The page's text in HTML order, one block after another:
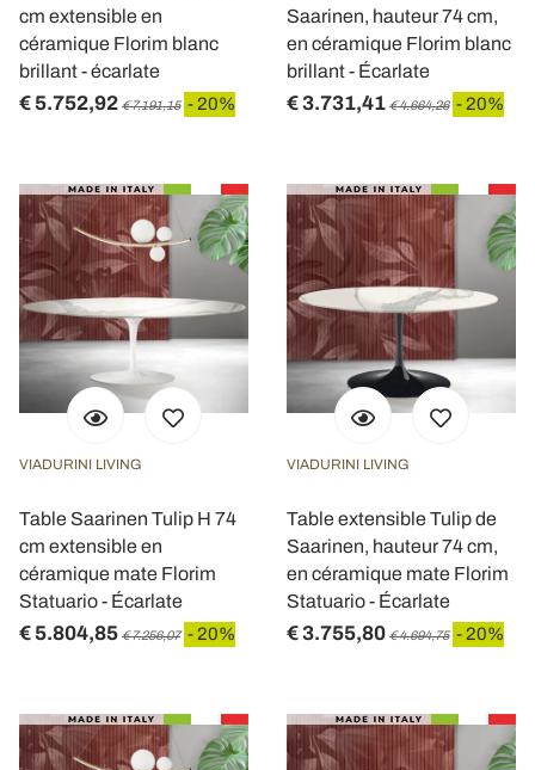
cm extensible en
céramique Florim blanc
brillant - écarlate
€ 5.752,92 € 7.191,15 - 20%
Saarinen, hauteur 74 cm,
en céramique Florim blanc
brillant - Écarlate
€ 3.731,41 € 4.664,26 - 20%
VIADURINI LIVING
Table Saarinen Tulip H 74
cm extensible en
céramique mate Florim
Statuario - Écarlate
€ 5.804,85 € 7.256,07 - 20%
VIADURINI LIVING
Table extensible Tulip de
Saarinen, hauteur 74 cm,
en céramique mate Florim
Statuario - Écarlate
€ 3.755,80 € 4.694,75 - 20%